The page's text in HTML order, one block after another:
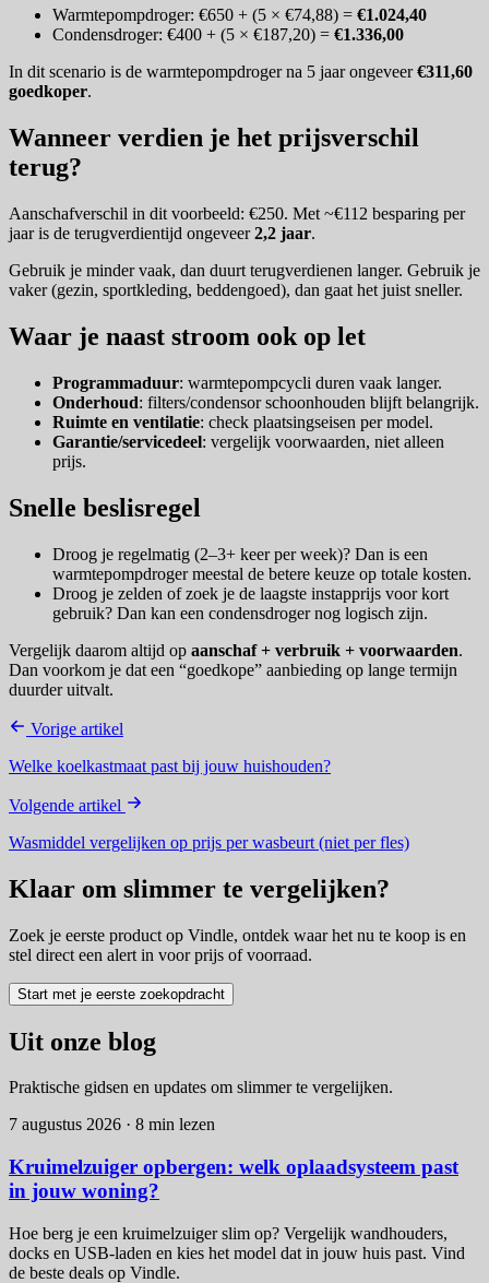
Warmtepompdroger: €650 + (5 × €74,88) = €1.024,40
Condensdroger: €400 + (5 × €187,20) = €1.336,00
In dit scenario is de warmtepompdroger na 5 jaar ongeveer€311,60
goedkoper.
Wanneer verdien je het prijsverschil
terug?
Aanschafverschil in dit voorbeeld: €250. Met ~€112 besparing per
jaar is de terugverdientijd ongeveer2,2 jaar.
Gebruik je minder vaak, dan duurt terugverdienen langer. Gebruik je
vaker (gezin, sportkleding, beddengoed), dan gaat het juist sneller.
Waar je naast stroom ook op let
Programmaduur: warmtepompcycli duren vaak langer.
Onderhoud: filters/condensor schoonhouden blijft belangrijk.
Ruimte en ventilatie: check plaatsingseisen per model.
Garantie/servicedeel: vergelijk voorwaarden, niet alleen
prijs.
Snelle beslisregel
Droog je regelmatig (2–3+ keer per week)? Dan is een
warmtepompdroger meestal de betere keuze op totale kosten.
Droog je zelden of zoek je de laagste instapprijs voor kort
gebruik? Dan kan een condensdroger nog logisch zijn.
Vergelijk daarom altijd op aanschaf + verbruik + voorwaarden.
Dan voorkom je dat een “goedkope” aanbieding op lange termijn
duurder uitvalt.
Vorige artikel
Welke koelkastmaat past bij jouw huishouden?
Volgende artikel
Wasmiddel vergelijken op prijs per wasbeurt (niet per fles)
Klaar om slimmer te vergelijken?
Zoek je eerste product op Vindle, ontdek waar het nu te koop is en
stel direct een alert in voor prijs of voorraad.
Start met je eerste zoekopdracht
Uit onze blog
Praktische gidsen en updates om slimmer te vergelijken.
7 augustus 2026 · 8 min lezen
Kruimelzuiger opbergen: welk oplaadsysteem past
in jouw woning?
Hoe berg je een kruimelzuiger slim op? Vergelijk wandhouders,
docks en USB-laden en kies het model dat in jouw huis past. Vind
de beste deals op Vindle.